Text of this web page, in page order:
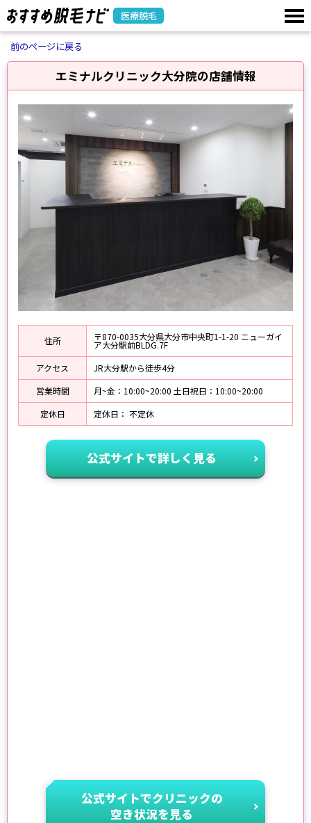
医療脱毛
前のページに戻る
エミナルクリニック大分院の店舗情報
住所 〒870-0035大分県大分市中央町1-1-20 ニューガイ
ア大分駅前BLDG.7F
アクセス
JR大分駅から徒歩4分
営業時間
月~金：10:00~20:00 土日祝日：10:00~20:00
定休日
定休日： 不定休
公式サイトで詳しく見る
公式サイトでクリニックの
空き状況を見る